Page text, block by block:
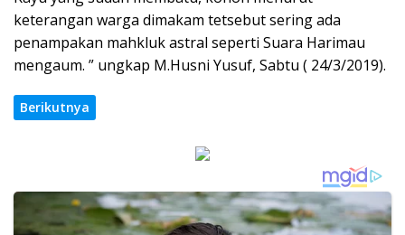
keterangan warga dimakam tetsebut sering ada
penampakan mahkluk astral seperti Suara Harimau
mengaum. ” ungkap M.Husni Yusuf, Sabtu ( 24/3/2019).
Berikutnya